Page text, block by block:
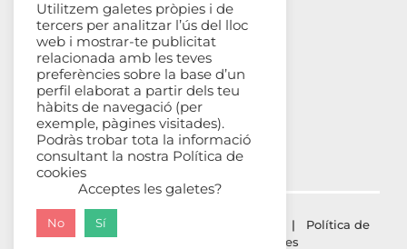
Contacte
Carrer Avinyó, 44 2n
08002 Barcelona
93 302 61 03
esplac@esplac.cat
© ESPLAC Copyright | Política de
privacitat
Política de cookies
Utilitzem galetes pròpies i de
tercers per analitzar l’ús del lloc
web i mostrar-te publicitat
relacionada amb les teves
preferències sobre la base d’un
perfil elaborat a partir dels teu
hàbits de navegació (per
exemple, pàgines visitades).
Podràs trobar tota la informació
consultant la nostra Política de
cookies
Acceptes les galetes?
No Sí